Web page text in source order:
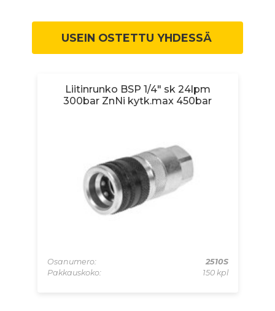
USEIN OSTETTU YHDESSÄ
Liitinrunko BSP 1/4" sk 24lpm
300bar ZnNi kytk.max 450bar
Osanumero:
2510S
Pakkauskoko:
150 kpl